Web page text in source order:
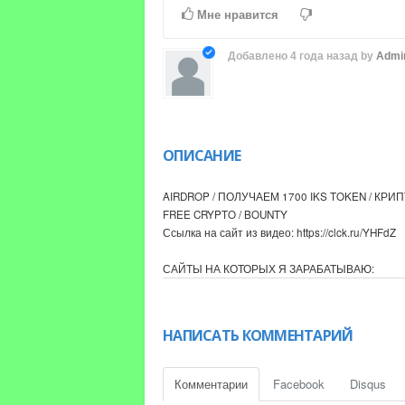
Мне нравится
Добавлено 4 года назадby
ОПИСАНИЕ
AIRDROP / ПОЛУЧАЕМ 1700 IKS TOKEN /
FREE CRYPTO / BOUNTY
Ссылка на сайт из видео: https://clck.ru/YHFdZ
САЙТЫ НА КОТОРЫХ Я ЗАРАБАТЫВАЮ:
CoinPayU: https://clck.ru/QvkAB
Faucetspin: https://clck.ru/SqAYb
Cryptowin: https://clck.ru/SS9KS
НАПИСАТЬ КОММЕНТАРИЙ
Комментарии Facebook Disqus